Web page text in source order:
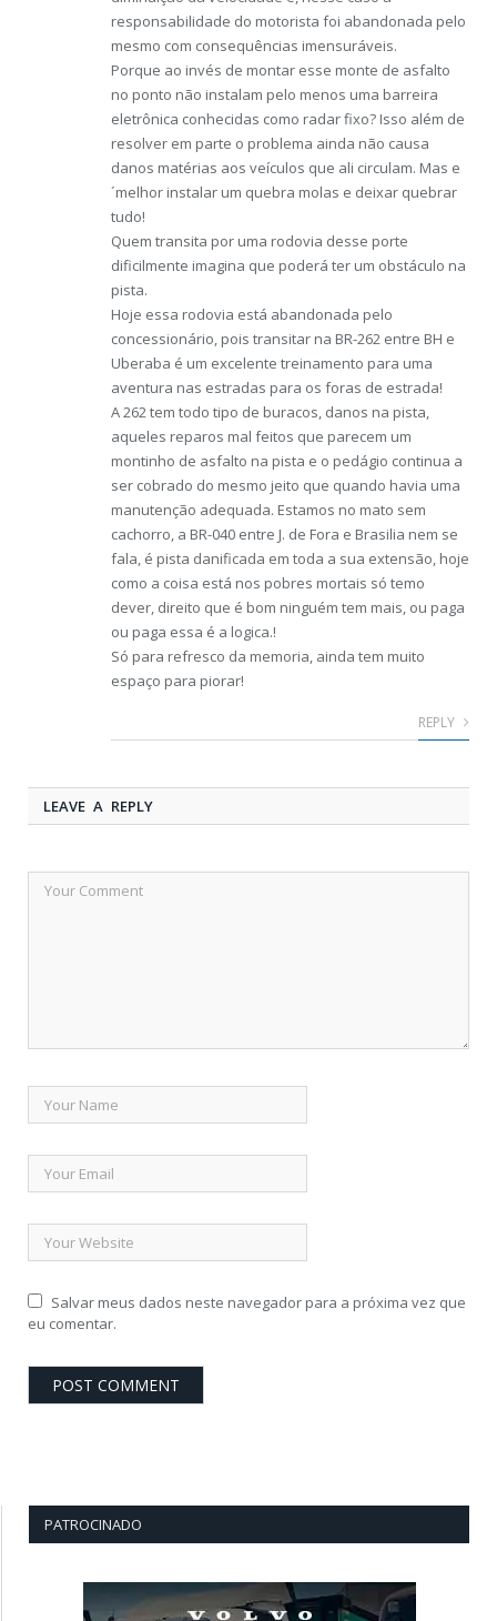
responsabilidade do motorista foi abandonada pelo
mesmo com consequências imensuráveis.
Porque ao invés de montar esse monte de asfalto
no ponto não instalam pelo menos uma barreira
eletrônica conhecidas como radar fixo? Isso além de
resolver em parte o problema ainda não causa
danos matérias aos veículos que ali circulam. Mas e
´melhor instalar um quebra molas e deixar quebrar
tudo!
Quem transita por uma rodovia desse porte
dificilmente imagina que poderá ter um obstáculo na
pista.
Hoje essa rodovia está abandonada pelo
concessionário, pois transitar na BR-262 entre BH e
Uberaba é um excelente treinamento para uma
aventura nas estradas para os foras de estrada!
A 262 tem todo tipo de buracos, danos na pista,
aqueles reparos mal feitos que parecem um
montinho de asfalto na pista e o pedágio continua a
ser cobrado do mesmo jeito que quando havia uma
manutenção adequada. Estamos no mato sem
cachorro, a BR-040 entre J. de Fora e Brasilia nem se
fala, é pista danificada em toda a sua extensão, hoje
como a coisa está nos pobres mortais só temo
dever, direito que é bom ninguém tem mais, ou paga
ou paga essa é a logica.!
Só para refresco da memoria, ainda tem muito
espaço para piorar!
REPLY
LEAVE A REPLY
Salvar meus dados neste navegador para a próxima vez que
eu comentar.
PATROCINADO